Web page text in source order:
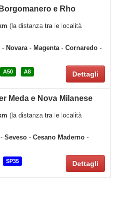
e Rho
(la distanza tra le località
- Novara- Magenta- Cornaredo -
A50 A8 Dettagli
Meda e Nova Milanese
(la distanza tra le località
Seveso - Cesano Maderno -
SP35 Dettagli